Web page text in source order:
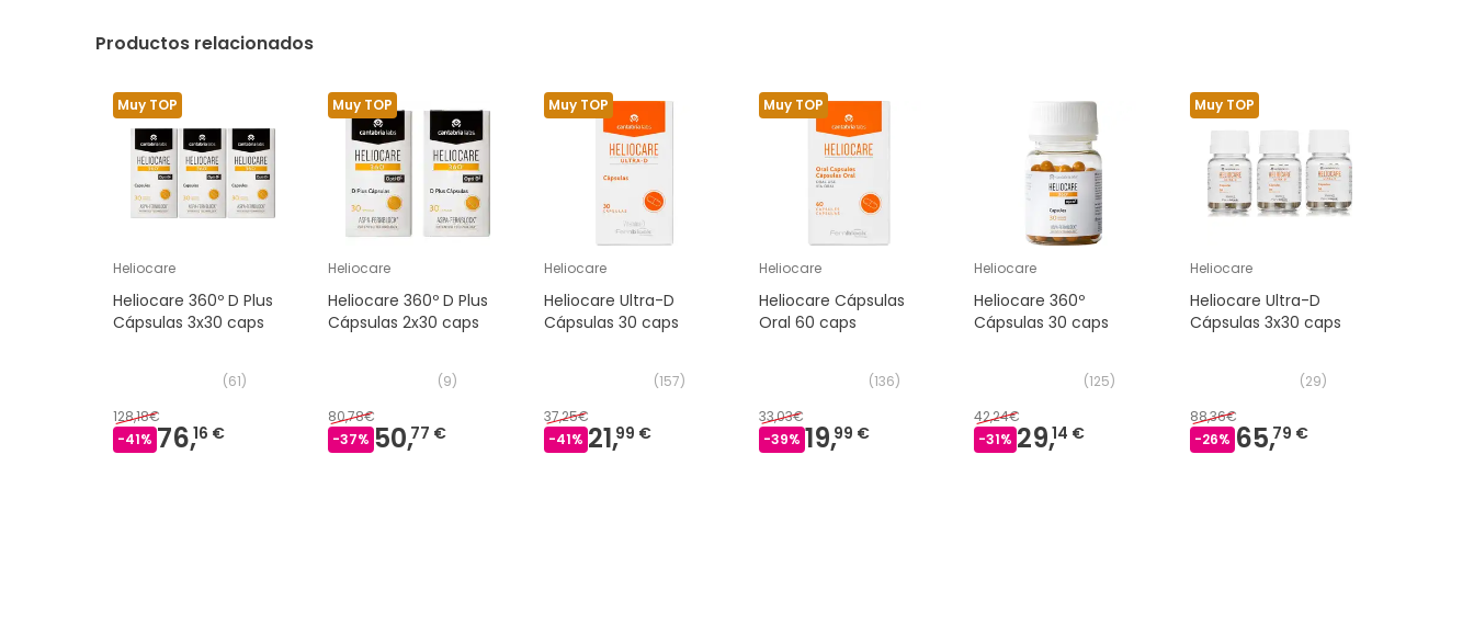
Productos relacionados
Muy TOP
Heliocare
Heliocare 360º D Plus
Cápsulas 3x30 caps
(61)
128,18€
-41% 76,16 €
Muy TOP
Heliocare
Heliocare 360º D Plus
Cápsulas 2x30 caps
(9)
80,78€
-37% 50,77 €
Muy TOP
Heliocare
Heliocare Ultra-D
Cápsulas 30 caps
(157)
37,25€
-41% 21,99 €
Muy TOP
Heliocare
Heliocare Cápsulas
Oral 60 caps
(136)
33,03€
-39% 19,99 €
Heliocare
Heliocare 360º
Cápsulas 30 caps
(125)
42,24€
-31% 29,14 €
Muy TOP
Heliocare
Heliocare Ultra-D
Cápsulas 3x30 caps
(29)
88,36€
-26% 65,79 €